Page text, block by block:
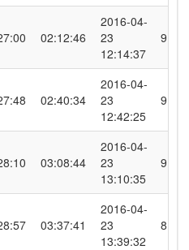
02:12:46
2016-04-
23
12:14:37
9.4
02:40:34
2016-04-
23
12:42:25
9.1
03:08:44
2016-04-
23
13:10:35
9.0
03:37:41
2016-04-
23
13:39:32
8.7